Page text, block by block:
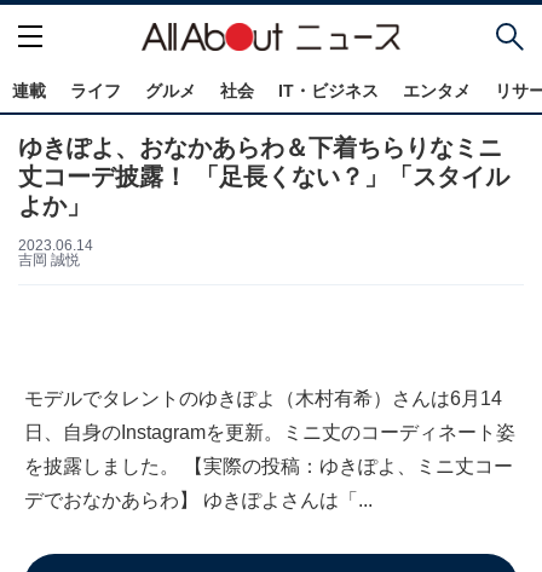
連載 ライフ グルメ 社会 IT・ビジネス エンタメ リサ
ゆきぽよ、おなかあらわ＆下着ちらりなミニ
丈コーデ披露！ 「足長くない？」「スタイル
よか」
2023.06.14
吉岡 誠悦
モデルでタレントのゆきぽよ（木村有希）さんは6月14
日、自身のInstagramを更新。ミニ丈のコーディネート姿
を披露しました。 【実際の投稿：ゆきぽよ、ミニ丈コー
デでおなかあらわ】 ゆきぽよさんは「...